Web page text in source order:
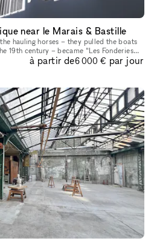
near le Marais & Bastille
hauling horses – they pulled the boats
19th century – became “Les Fonderies
packing company. It
à partir de6 000 € par jour